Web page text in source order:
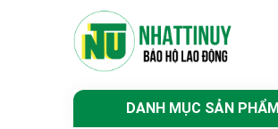
DANH MỤC SẢN PHẨM